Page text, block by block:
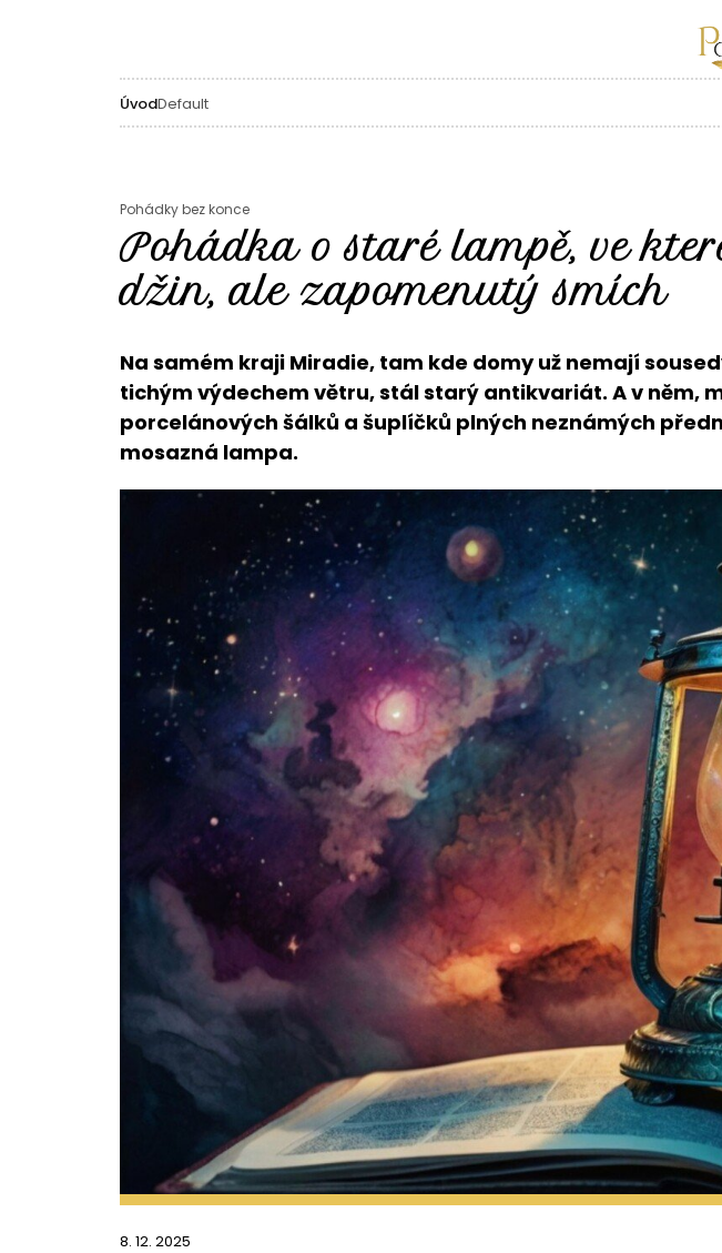
ÚvodDefault
Pohádky bez konce
Pohádka o staré lampě, ve
džin, ale zapomenutý smích
Na samém kraji Miradie, tam kde domy už nemají
tichým výdechem větru, stál starý antikvariát. A v něm,
porcelánových šálků a šuplíčků plných neznámých
mosazná lampa.
8. 12. 2025